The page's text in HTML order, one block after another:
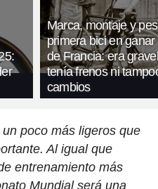
Marca, montaje y
primera bici en ganar
de Francia: era
tenía frenos ni
cambios
poco más ligeros que
Al igual que
entrenamiento más
Mundial será una